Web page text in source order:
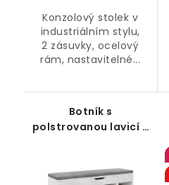
Konzolový stolek v
industriálním stylu,
2 zásuvky, ocelový
rám, nastavitelné...
Botník s
polstrovanou lavicí a